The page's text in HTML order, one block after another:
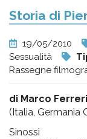
Storia di
19/05/2010
Sessualità
Rassegne
di Marco Ferreri
(Italia, Germania
Sinossi